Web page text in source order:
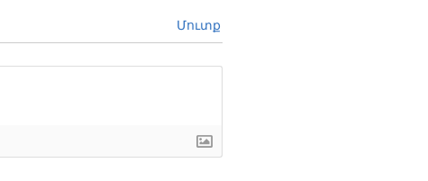
Մուտք